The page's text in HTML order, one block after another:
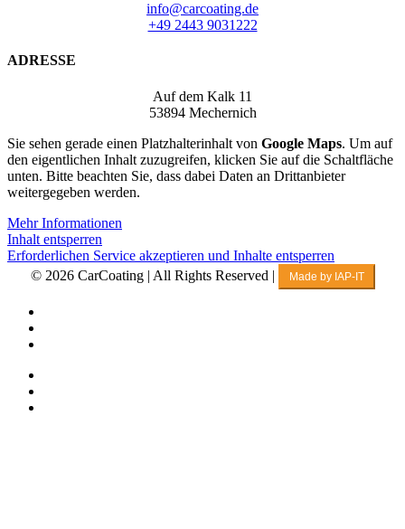
info@carcoating.de
+49 2443 9031222
ADRESSE
Auf dem Kalk 11
53894 Mechernich
Sie sehen gerade einen Platzhalterinhalt von Google Maps. Um auf
den eigentlichen Inhalt zuzugreifen, klicken Sie auf die Schaltfläche
unten. Bitte beachten Sie, dass dabei Daten an Drittanbieter
weitergegeben werden.
Mehr Informationen
Inhalt entsperren
Erforderlichen Service akzeptieren und Inhalte entsperren
© 2026 CarCoating | All Rights Reserved |
Made by IAP-IT